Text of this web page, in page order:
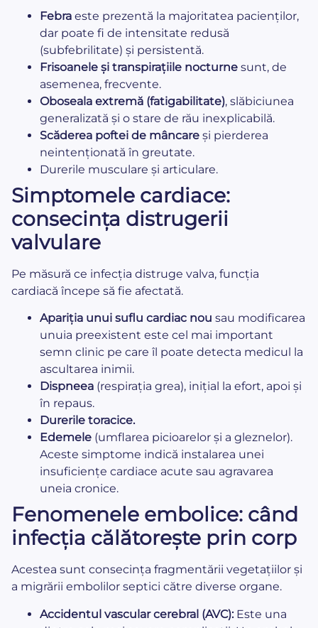
Febra este prezentă la majoritatea pacienților,
dar poate fi de intensitate redusă
(subfebrilitate) și persistentă.
Frisoanele și transpirațiile nocturne sunt, de
asemenea, frecvente.
Oboseala extremă (fatigabilitate), slăbiciunea
generalizată și o stare de rău inexplicabilă.
Scăderea poftei de mâncare și pierderea
neintenționată în greutate.
Durerile musculare și articulare.
Simptomele cardiace:
consecința distrugerii
valvulare
Pe măsură ce infecția distruge valva, funcția
cardiacă începe să fie afectată.
Apariția unui suflu cardiac nou sau modificarea
unuia preexistent este cel mai important
semn clinic pe care îl poate detecta medicul la
ascultarea inimii.
Dispneea (respirația grea), inițial la efort, apoi și
în repaus.
Durerile toracice.
Edemele (umflarea picioarelor și a gleznelor).
Aceste simptome indică instalarea unei
insuficiențe cardiace acute sau agravarea
uneia cronice.
Fenomenele embolice: când
infecția călătorește prin corp
Acestea sunt consecința fragmentării vegetațiilor și
a migrării embolilor septici către diverse organe.
Accidentul vascular cerebral (AVC):Este una